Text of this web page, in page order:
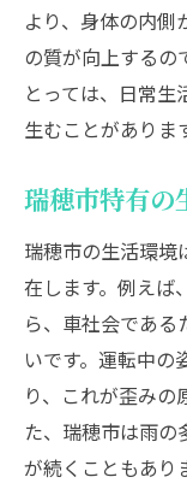
姿勢改
住民に
実際に
長時間座り
座り仕
職場で
椅子選
長時間
休憩中
専門家
骨盤矯正が
より、身体の内
の質が向上するの
とっては、日常
生むことがありま
瑞穂市特有の
瑞穂市の生活環境
在します。例えば
ら、車社会であ
いです。運転中の
り、これが歪みの
た、瑞穂市は雨の
が続くこともあり